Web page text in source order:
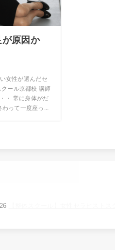
原因か
女性が選んだセ
ール京都校 講師
・ 常に身体がだ
って一度座っ...